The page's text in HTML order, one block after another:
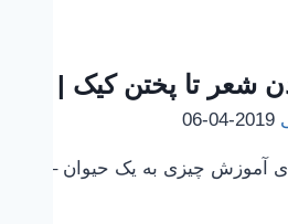
شعر تا پختن کیک |
2019-04-06
آموزش چیزی به یک حیوان –